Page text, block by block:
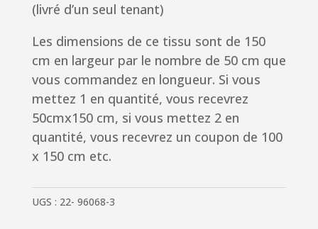
(livré d’un seul tenant)
Les dimensions de ce tissu sont de 150
cm en largeur par le nombre de 50 cm que
vous commandez en longueur. Si vous
mettez 1 en quantité, vous recevrez
50cmx150 cm, si vous mettez 2 en
quantité, vous recevrez un coupon de 100
x 150 cm etc.
UGS : 22- 96068-3